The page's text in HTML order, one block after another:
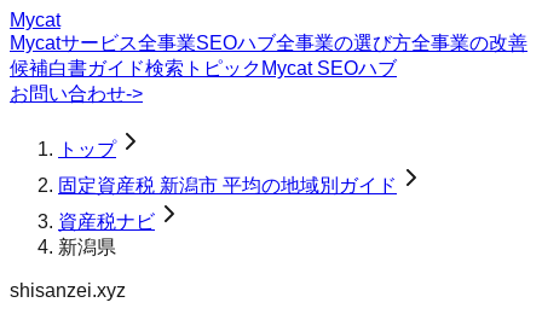
Mycat
Mycatサービス全事業SEOハブ全事業の選び方全事業の改善
候補白書ガイド検索トピック Mycat SEOハブ
お問い合わせ->
トップ
固定資産税 新潟市 平均の地域別ガイド
資産税ナビ
新潟県
shisanzei.xyz